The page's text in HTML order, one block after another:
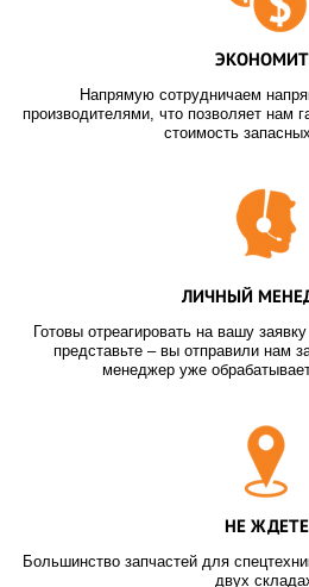
Напрямую сотрудничаем
производителями, что позволяет нам
стоимость
ЛИЧНЫЙ
Готовы отреагировать на вашу
представьте – вы отправили нам
менеджер уже
НЕ ЖДЕТЕ
Большинство запчастей для
двух